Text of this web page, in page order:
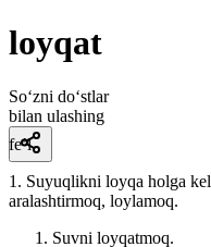
loyqat
So‘zni do‘stlar
bilan ulashing
fe’l
1. Suyuqlikni loyqa holga
aralashtirmoq, loylamoq.
Suvni loyqatmoq.